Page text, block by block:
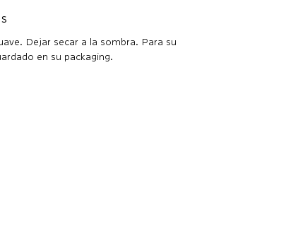
Dejar secar a la sombra. Para su
en su packaging.